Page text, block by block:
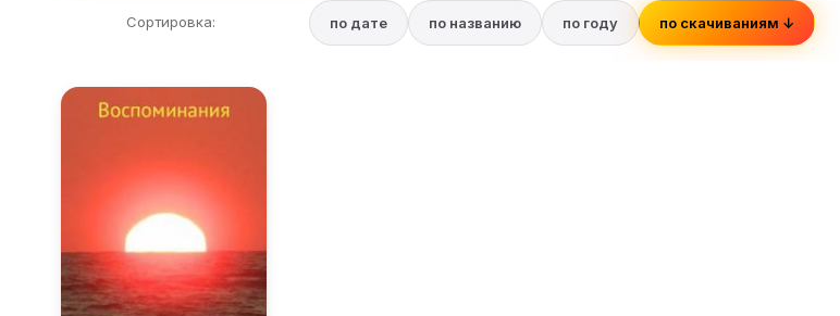
Сортировка: по дате по названию по году по скачиваниям ↓